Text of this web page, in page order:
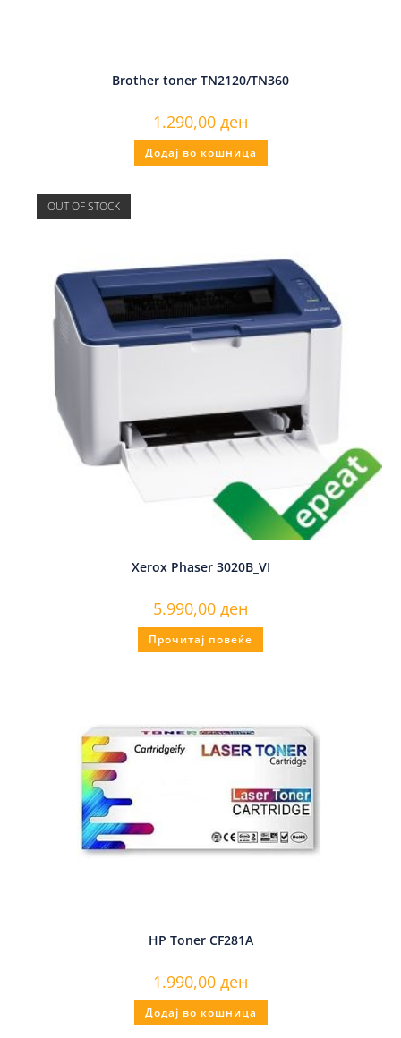
Brother toner TN2120/TN360
1.290,00 ден
Додај во кошница
OUT OF STOCK
Xerox Phaser 3020B_VI
5.990,00 ден
Прочитај повеќе
HP Toner CF281A
1.990,00 ден
Додај во кошница